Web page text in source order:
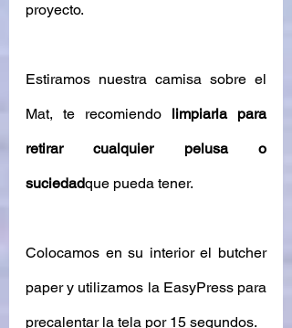
proyecto.
Estiramos nuestra camisa sobre el
Mat, te recomiendo limpiarla para
retirar cualquier pelusa o
suciedadque pueda tener.
Colocamos en su interior el butcher
paper y utilizamos la EasyPress para
precalentar la tela por 15 segundos.